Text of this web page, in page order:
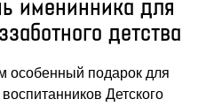
именинника для
детства
особенный подарок для
Детского